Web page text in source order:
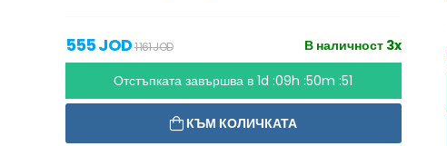
В наличност 3x
555 JOD1 161 JOD
Отстъпката завършва в 1d :09h :50m :50
КЪМ КОЛИЧКАТА